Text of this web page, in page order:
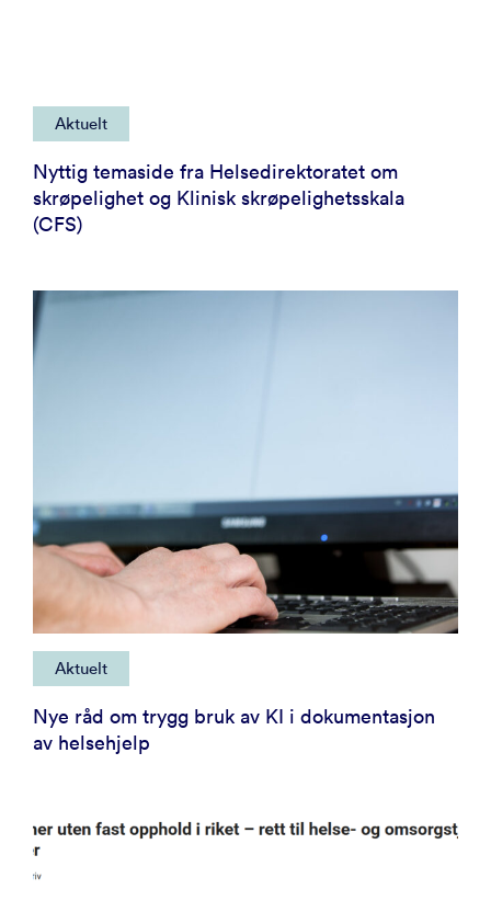
Aktuelt
Nyttig temaside fra Helsedirektoratet om
skrøpelighet og Klinisk skrøpelighetsskala
(CFS)
Aktuelt
Nye råd om trygg bruk av KI i dokumentasjon
av helsehjelp